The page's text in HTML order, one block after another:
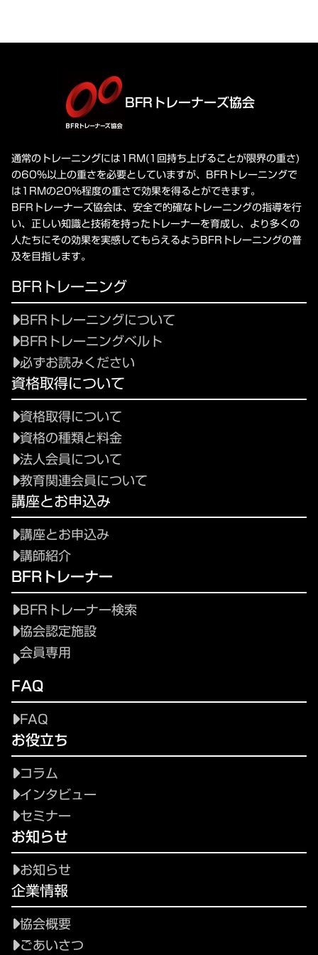
BFRトレーナーズ協会
通常のトレーニングには1RM(1回持ち上げることが限界の重さ)
の60%以上の重さを必要としていますが、BFRトレーニングで
は1RMの20%程度の重さで効果を得るとができます。
BFRトレーナーズ協会は、安全で的確なトレーニングの指導を行
い、正しい知識と技術を持ったトレーナーを育成し、より多くの
人たちにその効果を実感してもらえるようBFRトレーニングの普
及を目指します。
BFRトレーニング
BFRトレーニングについて
BFRトレーニングベルト
必ずお読みください
資格取得について
資格取得について
資格の種類と料金
法人会員について
教育関連会員について
講座とお申込み
講座とお申込み
講師紹介
BFRトレーナー
BFRトレーナー検索
協会認定施設
会員専用
FAQ
FAQ
お役立ち
コラム
インタビュー
セミナー
お知らせ
お知らせ
企業情報
協会概要
ごあいさつ